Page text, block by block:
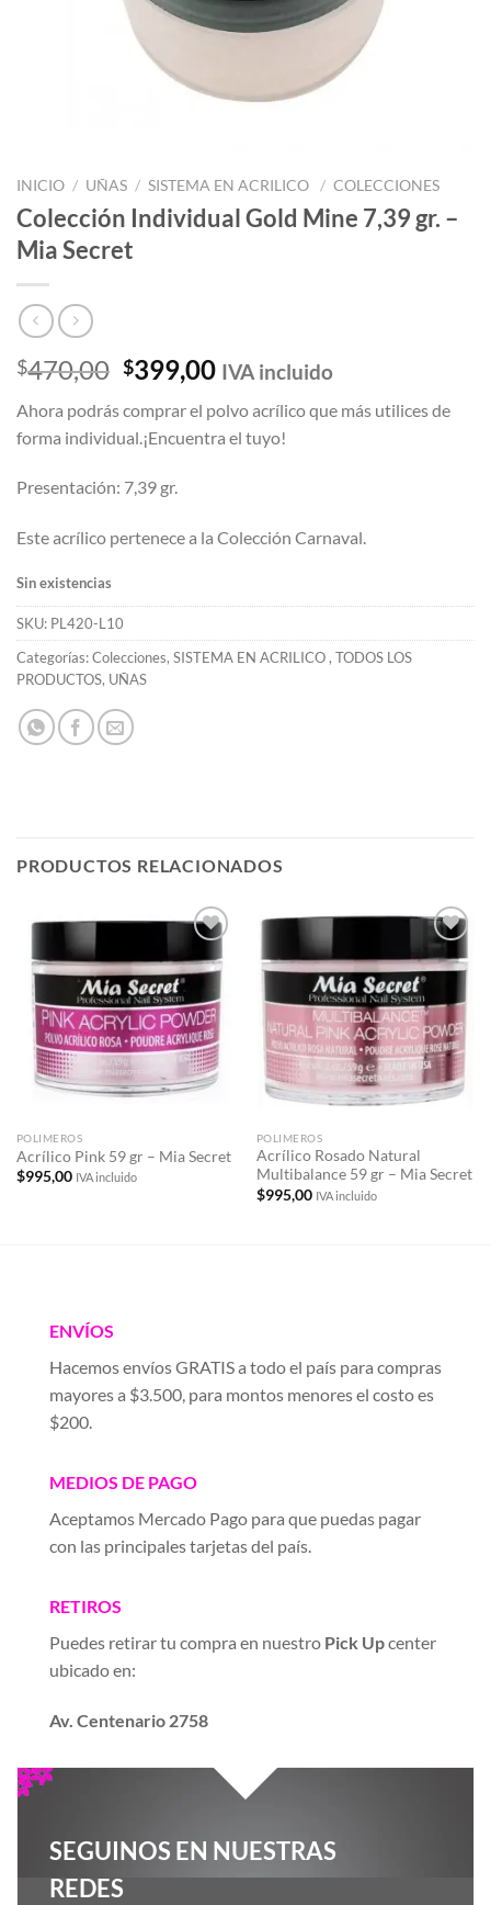
INICIO / UÑAS / SISTEMA EN ACRILICO / COLECCIONES
Colección Individual Gold Mine 7,39 gr. –
Mia Secret
$470,00 El
precio
original
era:
$399,00El
actual
es:
IVA incluido
Ahora podrás comprar el polvo acrílico que más utilices de
forma individual.¡Encuentra el tuyo!
Presentación: 7,39 gr.
Este acrílico pertenece a la Colección Carnaval.
Sin existencias
SKU: PL420-L10
Categorías:Colecciones, SISTEMA EN ACRILICO, TODOS LOS
PRODUCTOS, UÑAS
PRODUCTOS RELACIONADOS
Añadir
a la
lista de
deseos
POLIMEROS
Acrílico Pink 59 gr – Mia Secret
$995,00 IVA incluido
Añadir
a la
lista de
deseos
POLIMEROS
Acrílico Rosado Natural
Multibalance 59 gr – Mia Secret
$995,00 IVA incluido
ENVÍOS
Hacemos envíos GRATIS a todo el país para compras
mayores a $3.500, para montos menores el costo es
$200.
MEDIOS DE PAGO
Aceptamos Mercado Pago para que puedas pagar
con las principales tarjetas del país.
RETIROS
Puedes retirar tu compra en nuestro Pick Upcenter
ubicado en:
Av. Centenario 2758
SEGUINOS EN NUESTRAS
REDES